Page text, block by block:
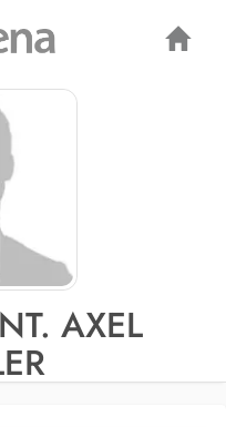
AXEL